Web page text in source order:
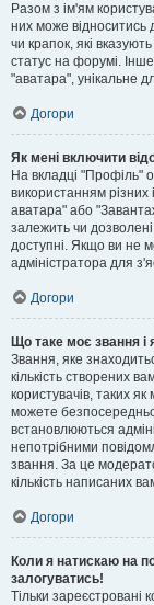
Разом з ім'ям
них може відноситись
чи крапок, які
статус на форумі.
"аватара", унікальне
Догори
Як мені включити
На вкладці "Профіль"
використанням різних
аватара" або
залежить чи
доступні. Якщо ви не
адміністратора для
Догори
Що таке моє звання і
Звання, яке
кількість створених
користувачів, таких
можете
встановлюються
непотрібними
звання. За це
кількість написаних
Догори
Коли я натискаю на
залогуватись!
Тільки зареєстровані